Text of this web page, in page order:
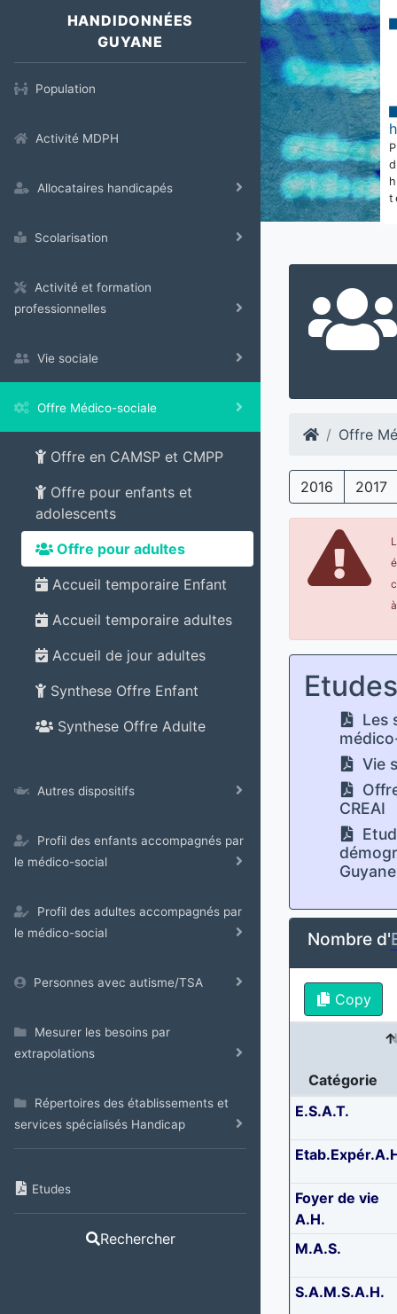
HANDIDONNÉES
GUYANE
Population
Activité MDPH
Allocataires handicapés
Scolarisation
Activité et formation
professionnelles
Vie sociale
Offre Médico-sociale
Offre en CAMSP et CMPP
Offre pour enfants et
adolescents
Offre pour adultes
Accueil temporaire Enfant
Accueil temporaire adultes
Accueil de jour adultes
Synthese Offre Enfant
Synthese Offre Adulte
Autres dispositifs
Profil des enfants accompagnés par
le médico-social
Profil des adultes accompagnés par
le médico-social
Personnes avec autisme/TSA
Mesurer les besoins par
extrapolations
Répertoires des établissements et
services spécialisés Handicap
Etudes
Rechercher
Offre
2016 2017
Etudes
Les
Vie
CREAI
Nombre d'
Copy
Catégorie
E.S.A.T.
Foyer de vie
A.H.
M.A.S.
S.A.M.S.A.H.